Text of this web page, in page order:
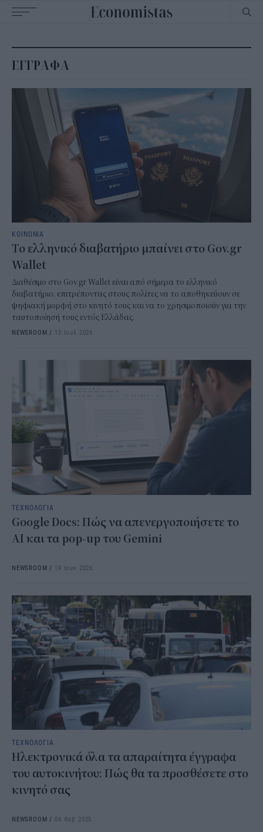
navigation
ΕΓΓΡΑΦΑ
ΚΟΙΝΩΝΙΑ
Το ελληνικό διαβατήριο μπαίνει στο Gov.gr
Wallet
Διαθέσιμο στο Gov.gr Wallet είναι από σήμερα το ελληνικό
διαβατήριο, επιτρέποντας στους πολίτες να το αποθηκεύουν σε
ψηφιακή μορφή στο κινητό τους και να το χρησιμοποιούν για την
ταυτοποίησή τους εντός Ελλάδας.
NEWSROOM / 13 Ιουλ 2026
ΤΕΧΝΟΛΟΓΙΑ
Google Docs: Πώς να απενεργοποιήσετε το
AI και τα pop-up του Gemini
NEWSROOM / 19 Ιουν 2026
ΤΕΧΝΟΛΟΓΙΑ
Ηλεκτρονικά όλα τα απαραίτητα έγγραφα
του αυτοκινήτου: Πώς θα τα προσθέσετε στο
κινητό σας
NEWSROOM / 04 Φεβ 2025